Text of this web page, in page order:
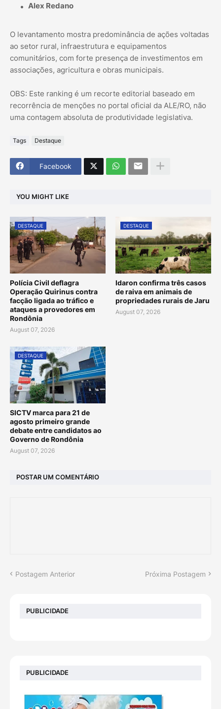
Alex Redano
O levantamento mostra predominância de ações voltadas
ao setor rural, infraestrutura e equipamentos
comunitários, com forte presença de investimentos em
associações, agricultura e obras municipais.
OBS: Este ranking é um recorte editorial baseado em
recorrência de menções no portal oficial da ALE/RO, não
uma contagem absoluta de produtividade legislativa.
Tags Destaque
Facebook
YOU MIGHT LIKE
DESTAQUE
Polícia Civil deflagra
Operação Quirinus contra
facção ligada ao tráfico e
ataques a provedores em
Rondônia
August 07, 2026
DESTAQUE
Idaron confirma três casos
de raiva em animais de
propriedades rurais de Jaru
August 07, 2026
DESTAQUE
SICTV marca para 21 de
agosto primeiro grande
debate entre candidatos ao
Governo de Rondônia
August 07, 2026
POSTAR UM COMENTÁRIO
Postagem Anterior Próxima Postagem
PUBLICIDADE
PUBLICIDADE